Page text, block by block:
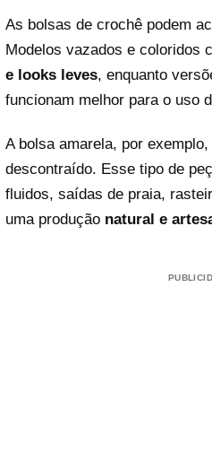
As bolsas de crochê podem
Modelos vazados e coloridos
e looks leves, enquanto
funcionam melhor para o uso
A bolsa amarela, por
descontraído. Esse tipo de
fluidos, saídas de praia,
uma produção natural e